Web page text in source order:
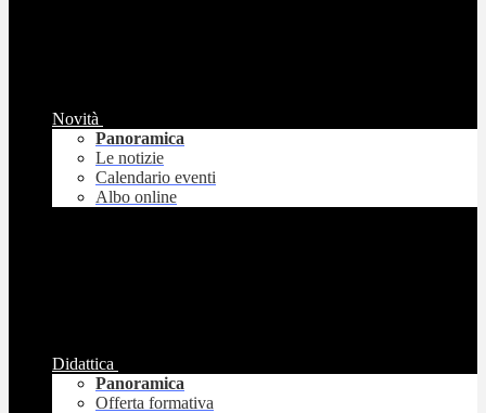
Novità
Panoramica
Le notizie
Calendario eventi
Albo online
Didattica
Panoramica
Offerta formativa